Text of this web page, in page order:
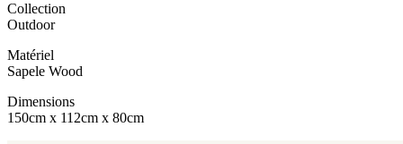
Collection
Outdoor
Matériel
Sapele Wood
Dimensions
150cm x 112cm x 80cm